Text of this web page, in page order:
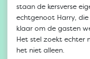
staan de kersverse
echtgenoot Harry, die
klaar om de gasten
Het stel zoekt echter
het niet alleen.